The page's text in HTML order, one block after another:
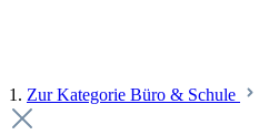
1. Zur Kategorie Büro & Schule